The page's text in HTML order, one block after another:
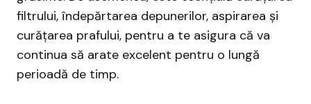
filtrului, îndepărtarea depunerilor, aspirarea și
curățarea prafului, pentru a te asigura că va
continua să arate excelent pentru o lungă
perioadă de timp.